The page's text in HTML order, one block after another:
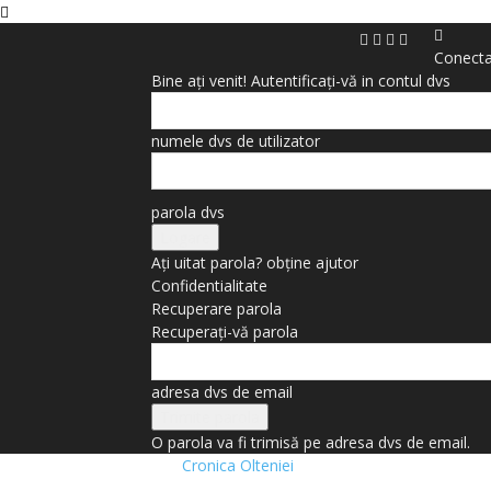
Bine ați venit! Autentificați-vă in contul dvs
numele dvs de utilizator
parola dvs
Ați uitat parola? obține ajutor
Confidentialitate
Recuperare parola
Recuperați-vă parola
adresa dvs de email
O parola va fi trimisă pe adresa dvs de email.
Cronica Olteniei